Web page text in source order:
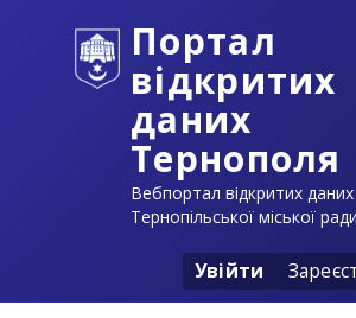
Портал
відкритих
даних
Тернополя
Вебпортал відкритих даних
Тернопільської міської ради
Увійти